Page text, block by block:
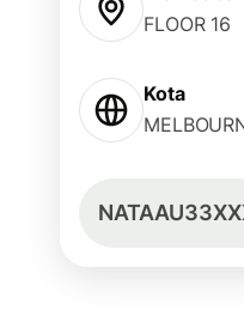
FLOOR 16
Kota